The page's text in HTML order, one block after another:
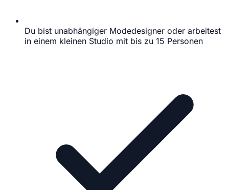
Du bist unabhängiger Modedesigner oder arbeitest
in einem kleinen Studio mit bis zu 15 Personen